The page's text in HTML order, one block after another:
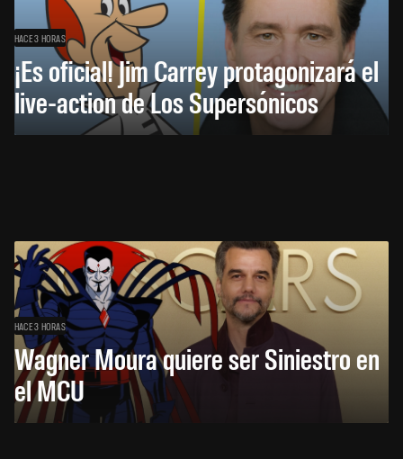
HACE 3 HORAS
¡Es oficial! Jim Carrey protagonizará el
live-action de Los Supersónicos
HACE 3 HORAS
Wagner Moura quiere ser Siniestro en
el MCU